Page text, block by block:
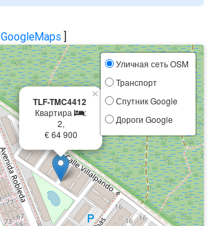
GoogleMaps ]
TLF-TMC4412
Квартира
:
2,
€ 64 900
×
Уличная сеть OSM
Транспорт
Спутник Google
Дороги Google